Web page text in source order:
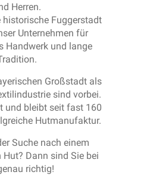
Herren.
historische Fuggerstadt
Unternehmen für
Handwerk und lange
Großstadt als
sind vorbei.
und bleibt seit fast 160
Hutmanufaktur.
Suche nach einem
Dann sind Sie bei
richtig!